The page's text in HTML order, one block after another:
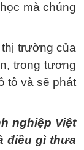
mà chúng
trường của
trong tương
tô và sẽ phát
nghiệp Việt
điều gì thưa